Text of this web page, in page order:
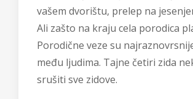
vašem dvorištu, prelep na
Ali zašto na kraju cela porodica
Porodične veze su
među ljudima. Tajne četiri zida
srušiti sve zidove.